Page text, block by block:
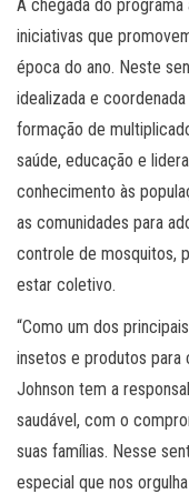
A chegada do
iniciativas que
época do ano. Neste
idealizada e
formação de
saúde, educação e
conhecimento às
as comunidades para
controle de mosquitos,
estar coletivo.
“Como um dos
insetos e produtos para
Johnson tem a
saudável, com o
suas famílias. Nesse
especial que nos